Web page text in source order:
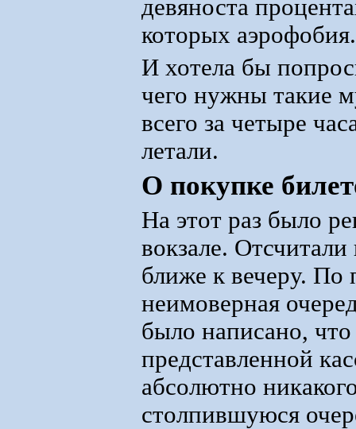
девяноста
которых аэрофобия.
И хотела бы
чего нужны такие
всего за четыре
летали.
О покупке
На этот раз было
вокзале.
ближе к вечеру. По
неимоверная
было написано,
представленной
абсолютно
столпившуюся